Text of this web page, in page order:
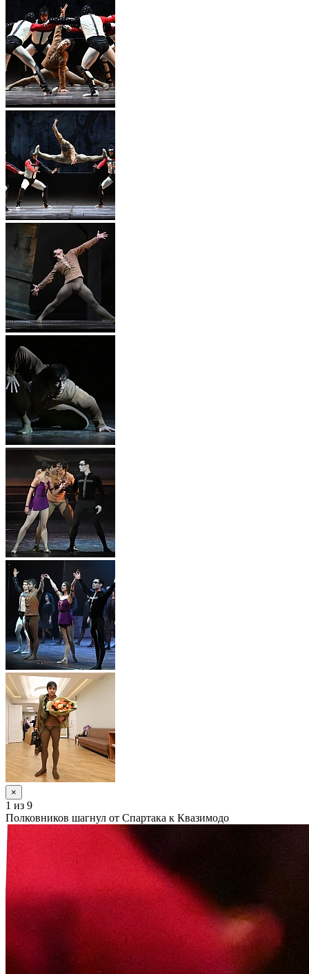
×
1 из 9
Полковников шагнул от Спартака к Квазимодо